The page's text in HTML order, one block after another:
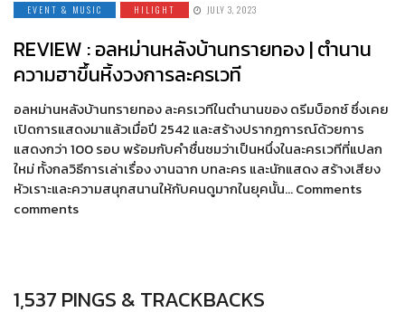
EVENT & MUSIC HILIGHT JULY 3, 2023
REVIEW : อลหม่านหลังบ้านทรายทอง | ตำนาน
ความฮาขึ้นหิ้งวงการละครเวที
อลหม่านหลังบ้านทรายทอง ละครเวทีในตำนานของ ดรีมบ็อกซ์ ซึ่งเคย
เปิดการแสดงมาแล้วเมื่อปี 2542 และสร้างปรากฎการณ์ด้วยการ
แสดงกว่า 100 รอบ พร้อมกับคำชื่นชมว่าเป็นหนึ่งในละครเวทีที่แปลก
ใหม่ ทั้งกลวิธีการเล่าเรื่อง งานฉาก บทละคร และนักแสดง สร้างเสียง
หัวเราะและความสนุกสนานให้กับคนดูมากในยุคนั้น… Comments
comments
1,537 PINGS & TRACKBACKS